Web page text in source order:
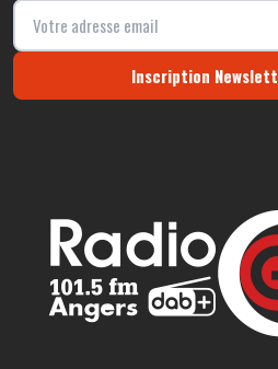
Inscription